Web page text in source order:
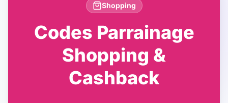
Shopping
Codes Parrainage
Shopping &
Cashback